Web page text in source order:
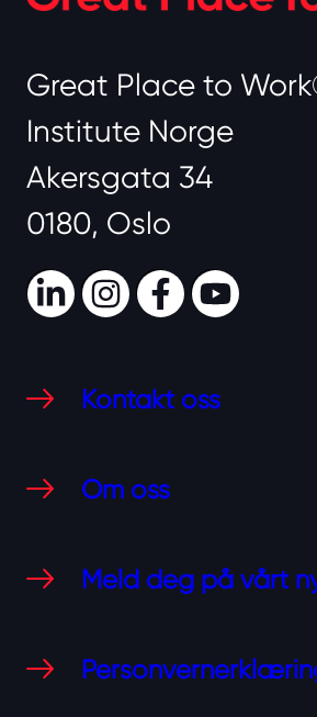
Great Place to
Institute Norge
Akersgata 34
0180, Oslo
Kontakt oss
Om oss
Meld deg på vårt